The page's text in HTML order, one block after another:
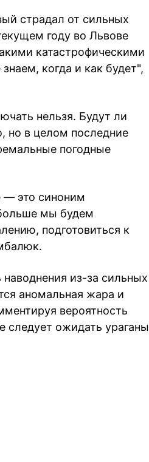
страдал от сильных
году во Львове
катастрофическими
когда и как будет",
нельзя. Будут ли
но в целом последние
погодные
— это синоним
мы будем
подготовиться к
из-за сильных
аномальная жара и
вероятность
следует ожидать ураганы